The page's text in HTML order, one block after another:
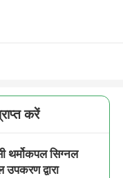
करें
थर्मोकपल सिग्नल
द्वारा